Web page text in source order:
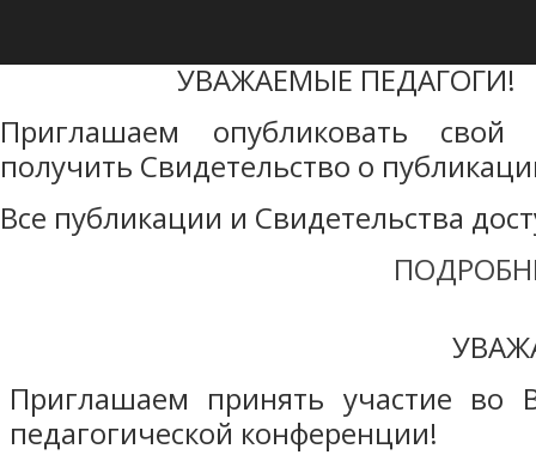
УВАЖАЕМЫЕ ПЕДАГОГИ!
Приглашаем опубликовать
получить Свидетельство о
Все публикации и Свидетельства
Приглашаем принять участие во
педагогической конференции!